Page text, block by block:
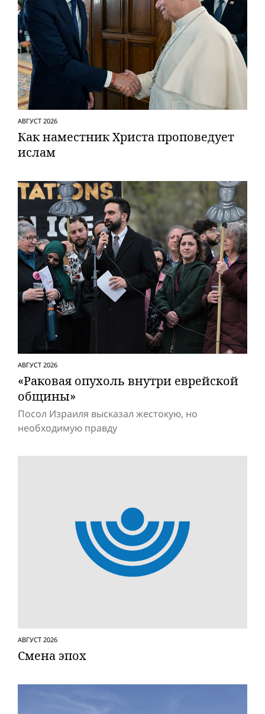
АВГУСТ 2026
Как наместник Христа проповедует
ислам
АВГУСТ 2026
«Раковая опухоль внутри еврейской
общины»
Посол Израиля высказал жестокую, но
необходимую правду
АВГУСТ 2026
Смена эпох